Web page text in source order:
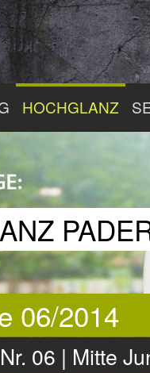
HOCHGLANZ
06/2014
06 | Mitte